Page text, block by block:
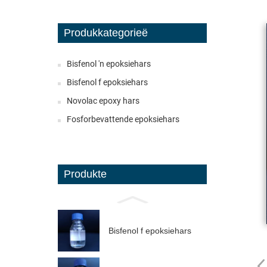
Produkkategorieë
Bisfenol 'n epoksiehars
Bisfenol f epoksiehars
Novolac epoxy hars
Fosforbevattende epoksiehars
Produkte
Bisfenol f epoksiehars